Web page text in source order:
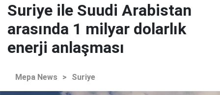
Suriye ile Suudi Arabistan
arasında 1 milyar dolarlık
enerji anlaşması
Mepa News > Suriye